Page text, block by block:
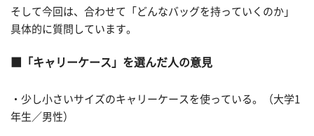
そして今回は、合わせて「どんなバッグを持っていくのか」
具体的に質問しています。
「キャリーケース」を選んだ人の意見
・少し小さいサイズのキャリーケースを使っている。（大学1
年生／男性）